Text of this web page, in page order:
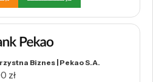
Biznes | Pekao S.A.
zł